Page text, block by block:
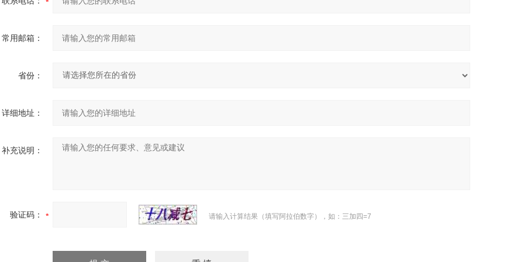
常用邮箱：
省份：
详细地址：
补充说明：
验证码： 请输入计算结果（填写阿拉伯数字），如：三加四=7